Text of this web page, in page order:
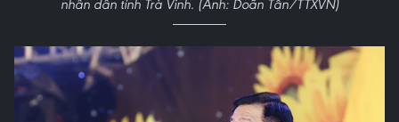
nhân dân tỉnh Trà Vinh. (Ảnh: Doãn Tấn/TTXVN)